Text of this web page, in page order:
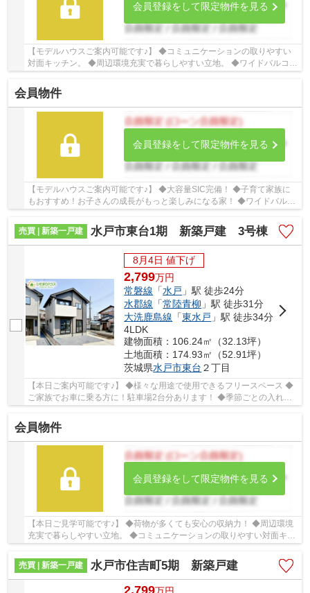
会員登録をして限定物件を見る
【モデルハウスご案内可能です♪】 ◆コミュニケーションの取りやすい
対面キッチン。 ◆周辺環境充実で暮らしやすい立地。 ◆ワイドバルコニ
会員物件
会員登録をして限定物件を見る
【モデルハウスご案内可能です♪】 ◆大容量SIC完備！ ◆子育て家族に
もおすすめ！お子さんの成長がもっと楽しみになる家！ ◆ワイドバルコ
売買 | 新築一戸建
水戸市東台1期 新築戸建 3号棟
8月4日 値下げ
2,799万円
常磐線 「水戸 」駅 徒歩24分
水郡線 「常陸青柳 」駅 徒歩31分
大洗鹿島線 「東水戸 」駅 徒歩34分
4LDK
建物面積：106.24㎡（32.13坪）
土地面積：174.93㎡（52.91坪）
茨城県水戸市東台 ２丁目
【本日ご案内可能です♪】 ◆様々な用途で使用できるフリースペース ◆
ご家族でお車に乗る方に！駐車場2台分あります！ ◆季節ごとの入れ替
会員物件
会員登録をして限定物件を見る
【本日ご見学可能です♪】 ◆荷物が多くても安心の収納力！ ◆周辺環境
充実で暮らしやすい立地。 ◆コミュニケーションの取りやすい対面キッ
チン。 ☆Google口コミ220件以上☆お客様との出...
売買 | 新築一戸建
水戸市住吉町5期 新築戸建
2,799